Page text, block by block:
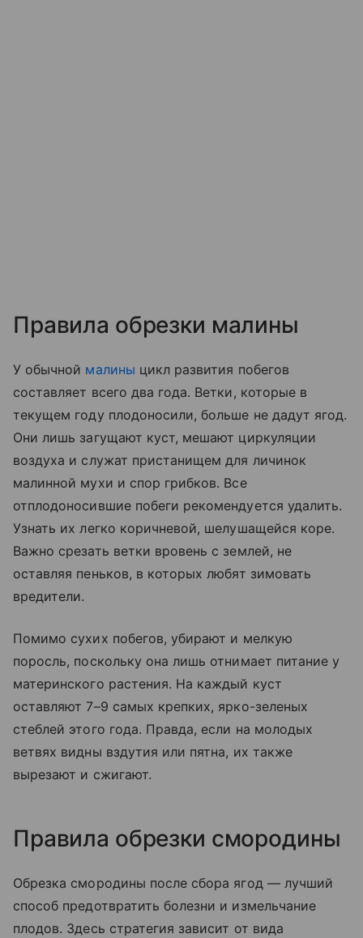
Правила обрезки малины
У обычной малины цикл развития побегов
составляет всего два года. Ветки, которые в
текущем году плодоносили, больше не дадут ягод.
Они лишь загущают куст, мешают циркуляции
воздуха и служат пристанищем для личинок
малинной мухи и спор грибков. Все
отплодоносившие побеги рекомендуется удалить.
Узнать их легко коричневой, шелушащейся коре.
Важно срезать ветки вровень с землей, не
оставляя пеньков, в которых любят зимовать
вредители.
Помимо сухих побегов, убирают и мелкую
поросль, поскольку она лишь отнимает питание у
материнского растения. На каждый куст
оставляют 7–9 самых крепких, ярко-зеленых
стеблей этого года. Правда, если на молодых
ветвях видны вздутия или пятна, их также
вырезают и сжигают.
Правила обрезки смородины
Обрезка смородины после сбора ягод — лучший
способ предотвратить болезни и измельчание
плодов. Здесь стратегия зависит от вида